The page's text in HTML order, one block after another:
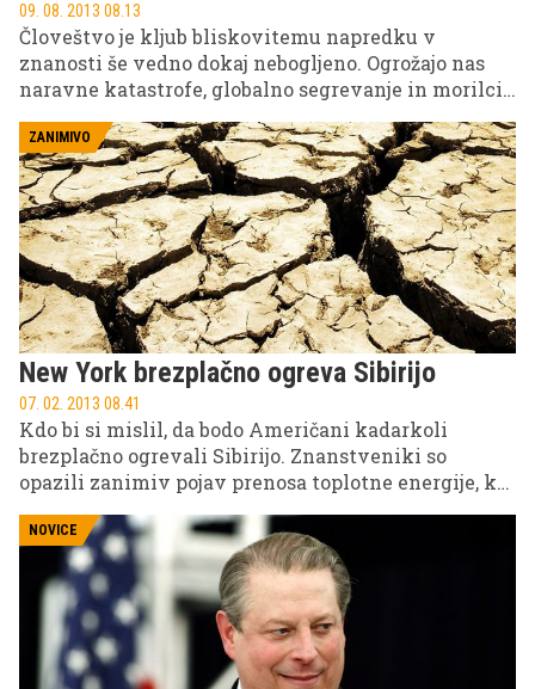
09. 08. 2013 08.13
Človeštvo je kljub bliskovitemu napredku v
znanosti še vedno dokaj nebogljeno. Ogrožajo nas
naravne katastrofe, globalno segrevanje in morilci
Rusije?
ZANIMIVO
New York brezplačno ogreva Sibirijo
07. 02. 2013 08.41
Kdo bi si mislil, da bodo Američani kadarkoli
brezplačno ogrevali Sibirijo. Znanstveniki so
opazili zanimiv pojav prenosa toplotne energije, ki
globalno segrevanje predstavlja v povsem novi luči.
NOVICE